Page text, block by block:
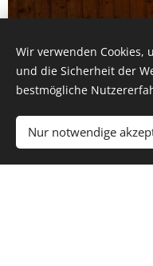
Wir verwenden Cookies,
und die Sicherheit der
bestmögliche
Nur notwendige